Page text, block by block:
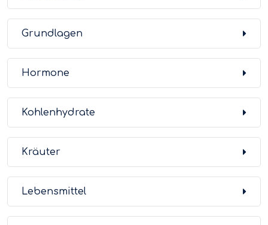
Grundlagen
Hormone
Kohlenhydrate
Kräuter
Lebensmittel